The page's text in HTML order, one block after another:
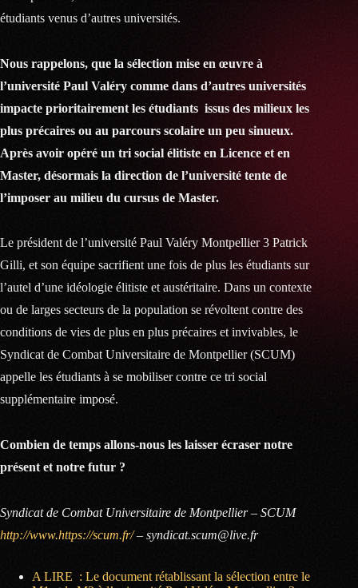
étudiants venus d’autres universités.
Nous rappelons, que la sélection mise en œuvre à
l’université Paul Valéry comme dans d’autres universités
impacte prioritairement les étudiants issus des milieux les
plus précaires ou au parcours scolaire un peu sinueux.
Après avoir opéré un tri social élitiste en Licence et en
Master, désormais la direction de l’université tente de
l’imposer au milieu du cursus de Master.
Le président de l’université Paul Valéry Montpellier 3 Patrick
Gilli, et son équipe sacrifient une fois de plus les étudiants sur
l’autel d’une idéologie élitiste et austéritaire. Dans un contexte
ou de larges secteurs de la population se révoltent contre des
conditions de vies de plus en plus précaires et invivables, le
Syndicat de Combat Universitaire de Montpellier (SCUM)
appelle les étudiants à se mobiliser contre ce tri social
supplémentaire imposé.
Combien de temps allons-nous les laisser écraser notre
présent et notre futur ?
Syndicat de Combat Universitaire de Montpellier – SCUM
http://www.https://scum.fr/– syndicat.scum@live.fr
A LIRE : Le document rétablissant la sélection entre le